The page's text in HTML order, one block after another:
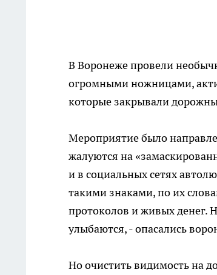
В Воронеже провели
огромными ножницами,
которые закрывали
Мероприятие было
жалуются на
и в социальных сетях
такими знаками, по их
протоколов и живых денег.
улыбаются, - опасались
Но очистить видимость на